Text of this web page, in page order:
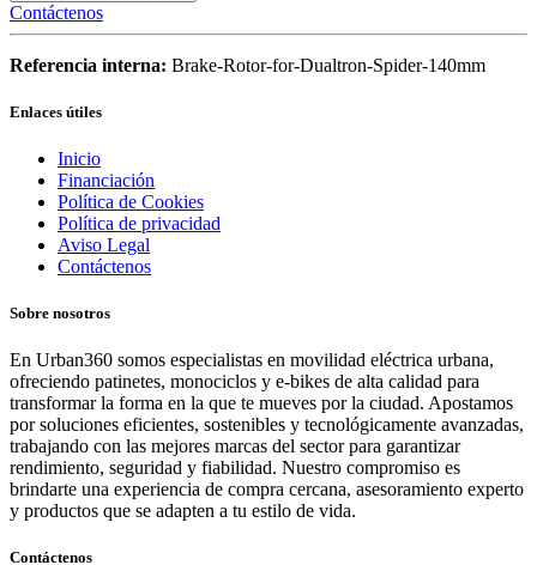
Contáctenos
Referencia interna: Brake-Rotor-for-Dualtron-Spider-140mm
Enlaces útiles
Inicio
Financiación
Política de Cookies
Política de privacidad
Aviso Legal
Contáctenos
Sobre nosotros
En Urban360 somos especialistas en movilidad eléctrica urbana,
ofreciendo patinetes, monociclos y e-bikes de alta calidad para
transformar la forma en la que te mueves por la ciudad. Apostamos
por soluciones eficientes, sostenibles y tecnológicamente avanzadas,
trabajando con las mejores marcas del sector para garantizar
rendimiento, seguridad y fiabilidad. Nuestro compromiso es
brindarte una experiencia de compra cercana, asesoramiento experto
y productos que se adapten a tu estilo de vida.
Contáctenos